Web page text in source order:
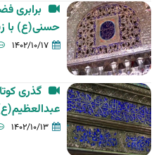
برابری
حسنی(ع) با
۱۴۰۲/۱۰/۱۷
گذری
۱۴۰۲/۱۰/۱۳